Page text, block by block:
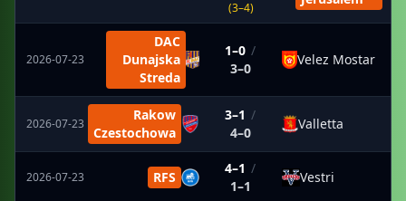
(3–4)
2026-07-23
DAC
Dunajska
Streda
1–0 /
3–0
Velez Mostar
2026-07-23
Rakow
Czestochowa
3–1 /
4–0
Valletta
2026-07-23 RFS
4–1 /
1–1
Vestri